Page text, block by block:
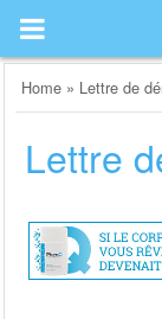
content
Home » Lettre de
Lettre